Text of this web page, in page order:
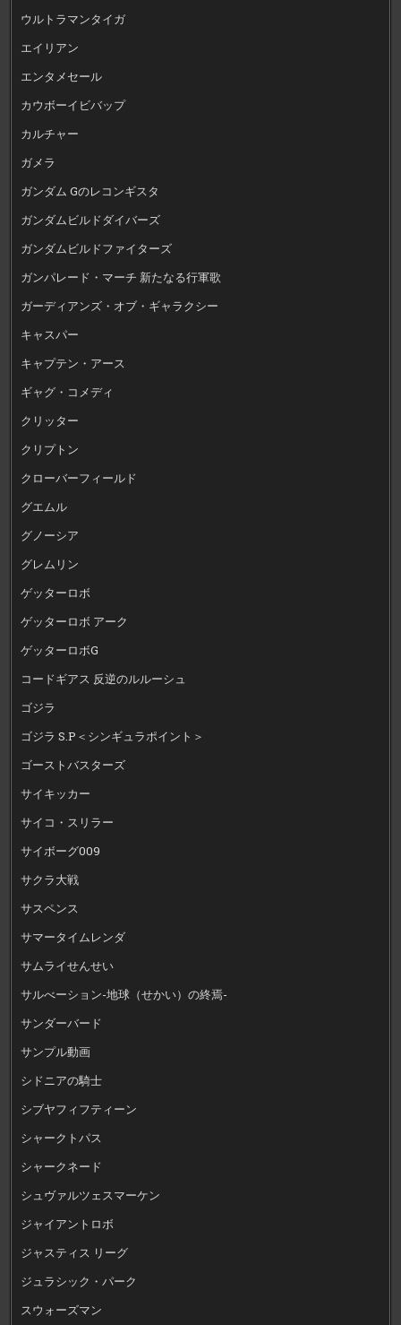
ウルトラマンタイガ
エイリアン
エンタメセール
カウボーイビバップ
カルチャー
ガメラ
ガンダム Gのレコンギスタ
ガンダムビルドダイバーズ
ガンダムビルドファイターズ
ガンパレード・マーチ 新たなる行軍歌
ガーディアンズ・オブ・ギャラクシー
キャスパー
キャプテン・アース
ギャグ・コメディ
クリッター
クリプトン
クローバーフィールド
グエムル
グノーシア
グレムリン
ゲッターロボ
ゲッターロボ アーク
ゲッターロボG
コードギアス 反逆のルルーシュ
ゴジラ
ゴジラ S.P＜シンギュラポイント＞
ゴーストバスターズ
サイキッカー
サイコ・スリラー
サイボーグ009
サクラ大戦
サスペンス
サマータイムレンダ
サムライせんせい
サルべーション-地球（せかい）の終焉-
サンダーバード
サンプル動画
シドニアの騎士
シブヤフィフティーン
シャークトパス
シャークネード
シュヴァルツェスマーケン
ジャイアントロボ
ジャスティス リーグ
ジュラシック・パーク
スウォーズマン